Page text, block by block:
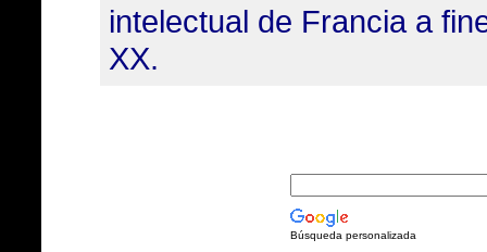
intelectual de Francia a
XX.
Búsqueda personalizada